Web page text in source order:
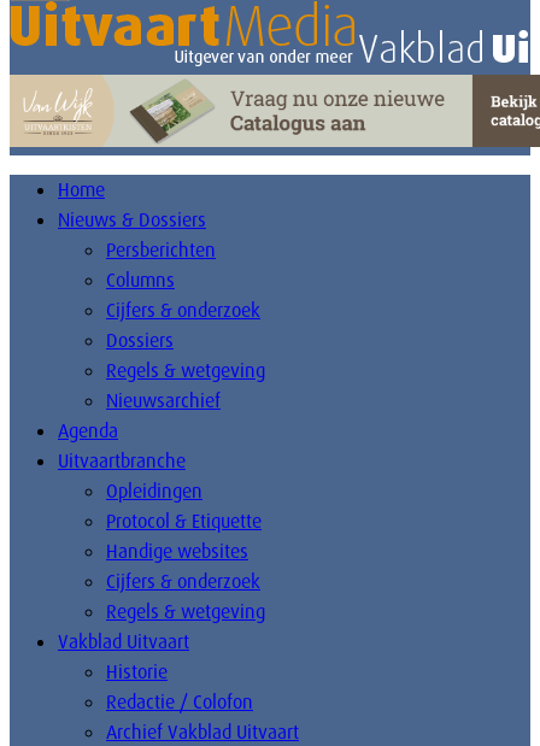
Home
Nieuws & Dossiers
Persberichten
Columns
Cijfers & onderzoek
Dossiers
Regels & wetgeving
Nieuwsarchief
Agenda
Uitvaartbranche
Opleidingen
Protocol & Etiquette
Handige websites
Cijfers & onderzoek
Regels & wetgeving
Vakblad Uitvaart
Historie
Redactie / Colofon
Archief Vakblad Uitvaart